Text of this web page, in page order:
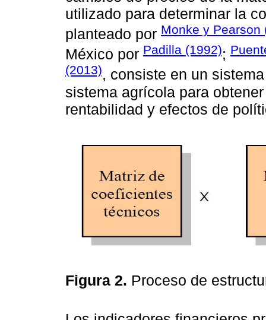
utilizado para determinar la
planteado por Monke y Pearson
México por Padilla (1992);
(2013), consiste en un
sistema agrícola para
rentabilidad y efectos de
Figura 2. Proceso de